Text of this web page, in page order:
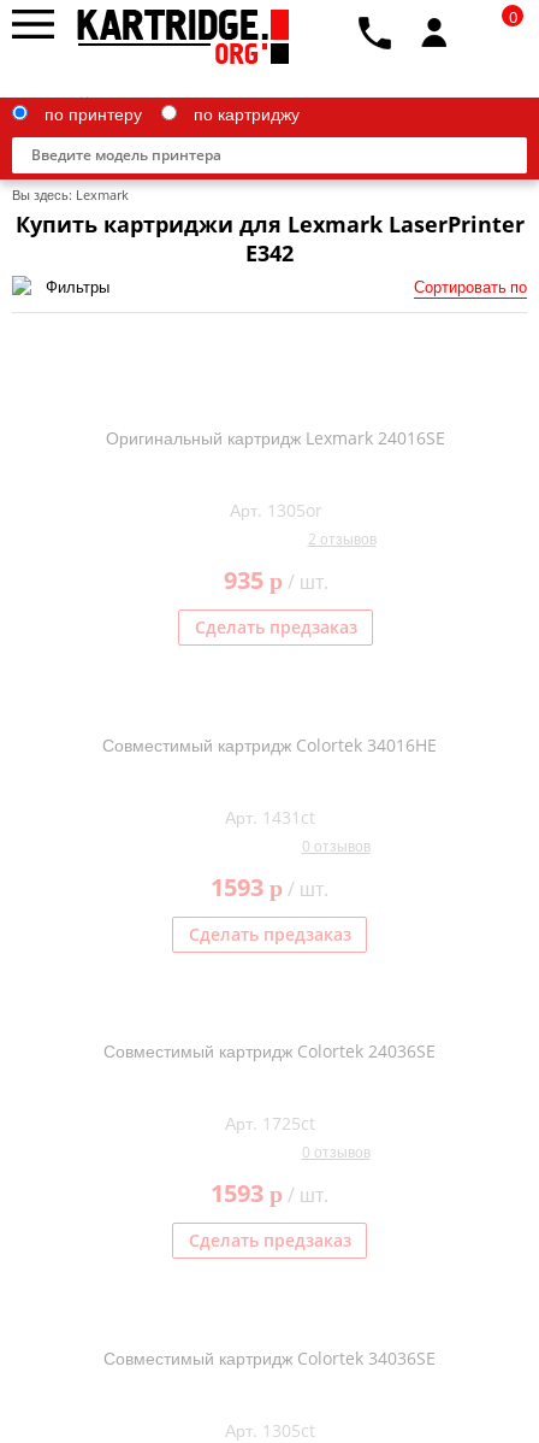
Brother
Ленточные картриджи
по принтеру по картриджу
0
Вы здесь: Lexmark
Купить картриджи для Lexmark LaserPrinter
E342
Фильтры Сортировать по
Оригинальный картридж Lexmark 24016SE
Арт. 1305or
2 отзывов
935 p/ шт.
Сделать предзаказ
Совместимый картридж Colortek 34016HE
Арт. 1431ct
0 отзывов
1593 p/ шт.
Сделать предзаказ
Совместимый картридж Colortek 24036SE
Арт. 1725ct
0 отзывов
1593 p/ шт.
Сделать предзаказ
Совместимый картридж Colortek 34036SE
Арт. 1305ct